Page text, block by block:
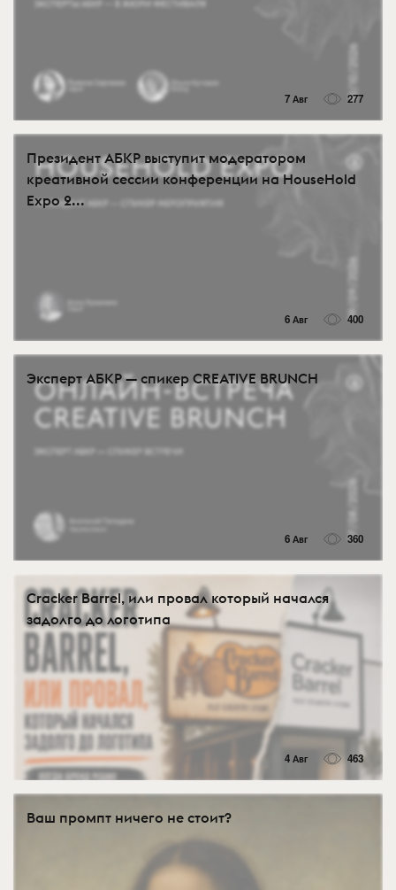
7 Авг 277
Президент АБКР выступит модератором
креативной сессии конференции на HouseHold
Expo 2...
6 Авг 400
Эксперт АБКР — спикер CREATIVE BRUNCH
6 Авг 360
Cracker Barrel, или провал который начался
задолго до логотипа
4 Авг 463
Ваш промпт ничего не стоит?